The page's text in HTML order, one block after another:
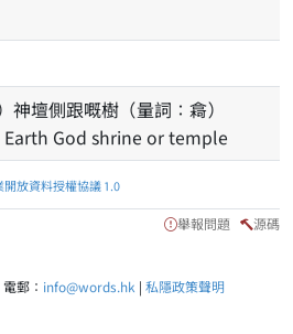
神壇側跟嘅樹（量詞：樖）
God shrine or temple
開放資料授權協議 1.0
舉報問題 源碼
郵： info@words.hk | 私隱政策聲明